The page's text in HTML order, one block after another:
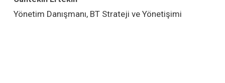
Yönetim Danışmanı, BT Strateji ve Yönetişimi